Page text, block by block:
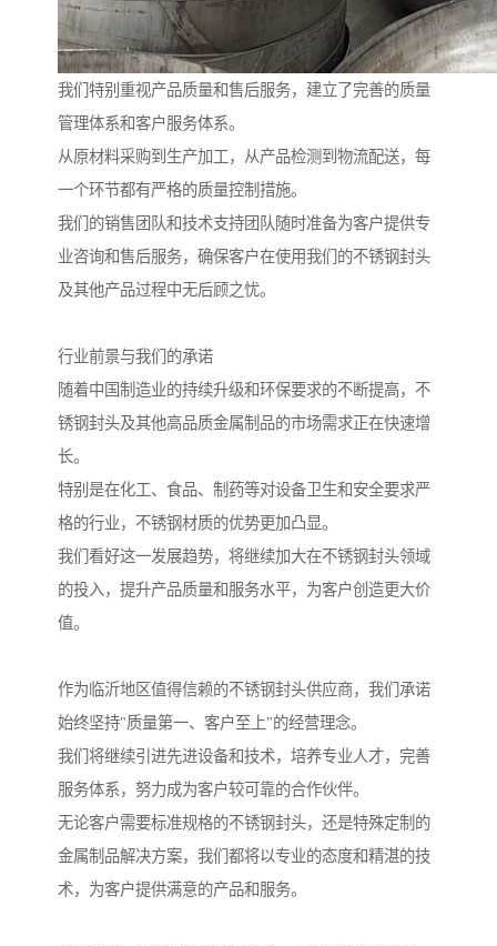
我们特别重视产品质量和售后服务，建立了完善的质量
管理体系和客户服务体系。
从原材料采购到生产加工，从产品检测到物流配送，每
一个环节都有严格的质量控制措施。
我们的销售团队和技术支持团队随时准备为客户提供专
业咨询和售后服务，确保客户在使用我们的不锈钢封头
及其他产品过程中无后顾之忧。
行业前景与我们的承诺
随着中国制造业的持续升级和环保要求的不断提高，不
锈钢封头及其他高品质金属制品的市场需求正在快速增
长。
特别是在化工、食品、制药等对设备卫生和安全要求严
格的行业，不锈钢材质的优势更加凸显。
我们看好这一发展趋势，将继续加大在不锈钢封头领域
的投入，提升产品质量和服务水平，为客户创造更大价
值。
作为临沂地区值得信赖的不锈钢封头供应商，我们承诺
始终坚持"质量第一、客户至上"的经营理念。
我们将继续引进先进设备和技术，培养专业人才，完善
服务体系，努力成为客户较可靠的合作伙伴。
无论客户需要标准规格的不锈钢封头，还是特殊定制的
金属制品解决方案，我们都将以专业的态度和精湛的技
术，为客户提供满意的产品和服务。